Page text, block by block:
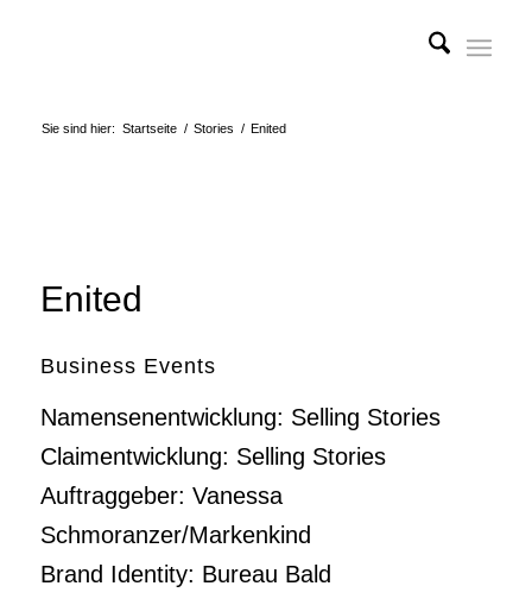
Sie sind hier: Startseite / Stories / Enited
Enited
Business Events
Namensenentwicklung: Selling Stories
Claimentwicklung: Selling Stories
Auftraggeber: Vanessa
Schmoranzer/Markenkind
Brand Identity: Bureau Bald